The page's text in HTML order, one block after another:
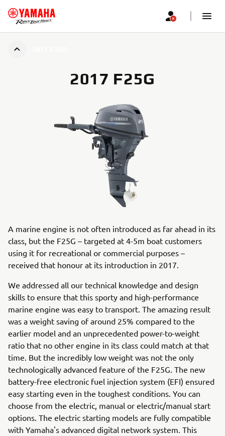
2017 F25G
A marine engine is not often introduced as far ahead in its
class, but the F25G – targeted at 4-5m boat customers
using it for recreational or commercial purposes –
received that honour at its introduction in 2017.
We addressed all our technical knowledge and design
skills to ensure that this sporty and high-performance
marine engine was easy to transport. The amazing result
was a weight saving of around 25% compared to the
earlier model and an unprecedented power-to-weight
ratio that no other engine in its class could match at that
time. But the incredibly low weight was not the only
technologically advanced feature of the F25G. The new
battery-free electronic fuel injection system (EFI) ensured
easy starting even in the toughest conditions. You can
choose from the electric, manual or electric/manual start
options. The electric starting models are fully compatible
with Yamaha's advanced digital network system. This